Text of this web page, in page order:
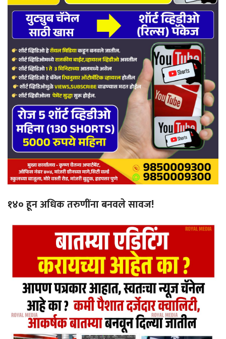
१४० हून अधिक तरुणींना बनवले सावज!